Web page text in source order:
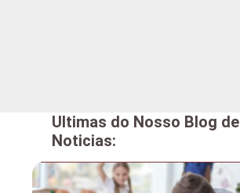
Ultimas do Nosso Blog de
Noticias: